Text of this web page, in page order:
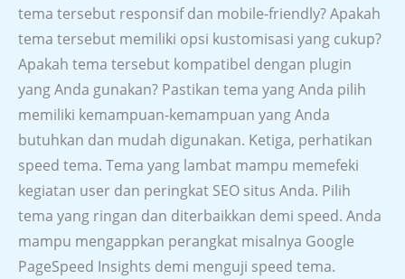
tema tersebut responsif dan mobile-friendly? Apakah
tema tersebut memiliki opsi kustomisasi yang cukup?
Apakah tema tersebut kompatibel dengan plugin
yang Anda gunakan? Pastikan tema yang Anda pilih
memiliki kemampuan-kemampuan yang Anda
butuhkan dan mudah digunakan. Ketiga, perhatikan
speed tema. Tema yang lambat mampu memefeki
kegiatan user dan peringkat SEO situs Anda. Pilih
tema yang ringan dan diterbaikkan demi speed. Anda
mampu mengappkan perangkat misalnya Google
PageSpeed Insights demi menguji speed tema.